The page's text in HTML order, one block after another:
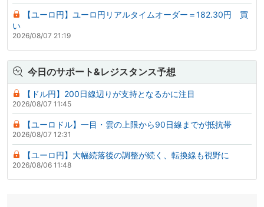
【ユーロ円】ユーロ円リアルタイムオーダー＝182.30円 買
い
2026/08/07 21:19
今日のサポート&レジスタンス予想
【ドル円】200日線辺りが支持となるかに注目
2026/08/07 11:45
【ユーロドル】一目・雲の上限から90日線までが抵抗帯
2026/08/07 12:31
【ユーロ円】大幅続落後の調整が続く、転換線も視野に
2026/08/06 11:48